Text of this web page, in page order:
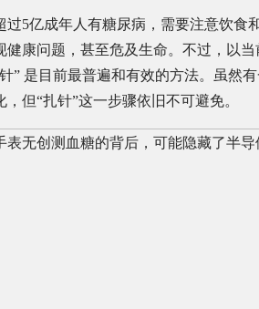
5亿成年人有糖尿病，需要注意饮食
健康问题，甚至危及生命。不过，以
” 是目前最普遍和有效的方法。虽然
但“扎针”这一步骤依旧不可避免。